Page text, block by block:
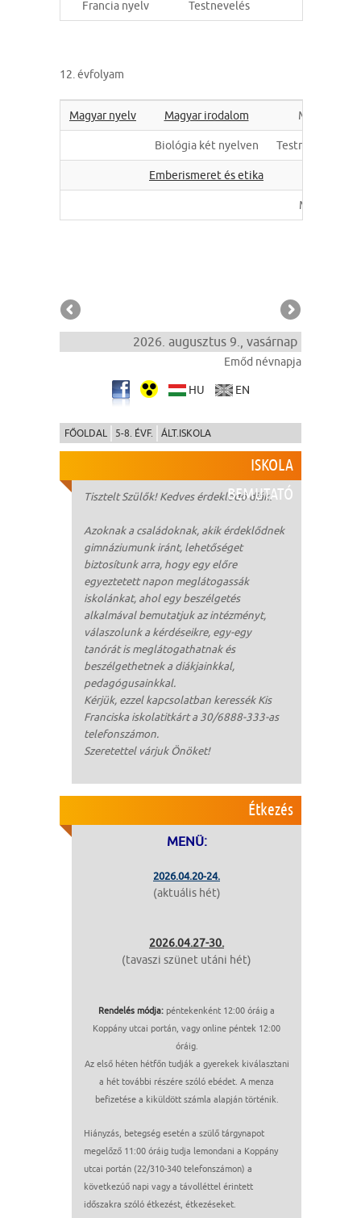
Francia nyelv Testnevelés
12. évfolyam
Magyar nyelv Magyar irodalom Matematika
Biológia két nyelven Testnevelés és
Emberismeret és etika
Művészetek
2026. augusztus 9., vasárnap
Emőd névnapja
HU EN
FŐOLDAL 5-8. ÉVF. ÁLT.ISKOLA
ISKOLA
BEMUTATÓ
Tisztelt Szülők! Kedves érdeklődő diák!
Azoknak a családoknak, akik érdeklődnek
gimnáziumunk iránt, lehetőséget
biztosítunk arra, hogy egy előre
egyeztetett napon meglátogassák
iskolánkat, ahol egy beszélgetés
alkalmával bemutatjuk az intézményt,
válaszolunk a kérdéseikre, egy-egy
tanórát is meglátogathatnak és
beszélgethetnek a diákjainkkal,
pedagógusainkkal.
Kérjük, ezzel kapcsolatban keressék Kis
Franciska iskolatitkárt a 30/6888-333-as
telefonszámon.
Szeretettel várjuk Önöket!
Étkezés
MENÜ:
2026.04.20-24.
(aktuális hét)
2026.04.27-30.
(tavaszi szünet utáni hét)
Rendelés módja: péntekenként 12:00 óráig a
Koppány utcai portán, vagy online péntek 12:00
óráig.
Az első héten hétfőn tudják a gyerekek kiválasztani
a hét további részére szóló ebédet. A menza
befizetése a kiküldött számla alapján történik.
Hiányzás, betegség esetén a szülő tárgynapot
megelőző 11:00 óráig tudja lemondani a Koppány
utcai portán (22/310-340 telefonszámon) a
következúő napi vagy a távolléttel érintett
időszakra szóló étkezést, étkezéseket.